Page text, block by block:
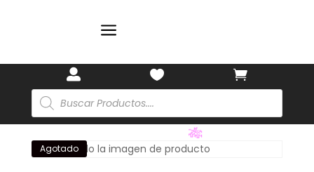
a
 

Búsqueda
de
productos
Agotado